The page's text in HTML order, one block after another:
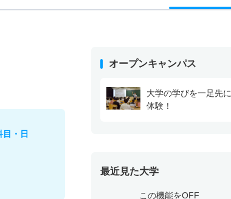
目・日
オープンキャンパス
大学の学びを一足先に
体験！
最近見た大学
この機能をOFF